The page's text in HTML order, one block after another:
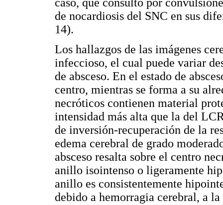
caso, que consultó por
de nocardiosis del SNC en sus
14).
Los hallazgos de las imágenes
infeccioso, el cual puede variar
de absceso. En el estado de
centro, mientras se forma a su
necróticos contienen material
intensidad más alta que la del
de inversión-recuperación de la
edema cerebral de grado
absceso resalta sobre el centro
anillo isointenso o ligeramente
anillo es consistentemente
debido a hemorragia cerebral, a